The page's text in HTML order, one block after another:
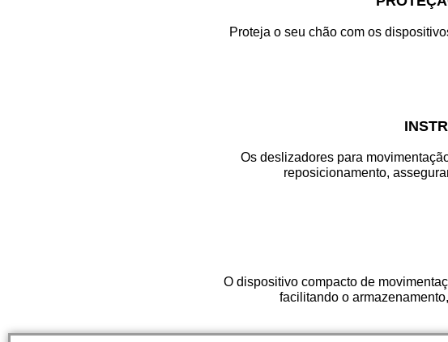
Proteja o seu chão com os
Os deslizadores para
reposicionamento,
O dispositivo compacto de
facilitando o